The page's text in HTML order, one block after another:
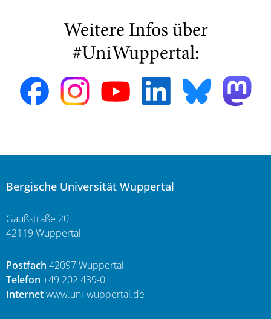
Weitere Infos über
#UniWuppertal:
Bergische Universität Wuppertal
Gaußstraße 20
42119 Wuppertal
Postfach 42097 Wuppertal
Telefon +49 202 439-0
Internetwww.uni-wuppertal.de